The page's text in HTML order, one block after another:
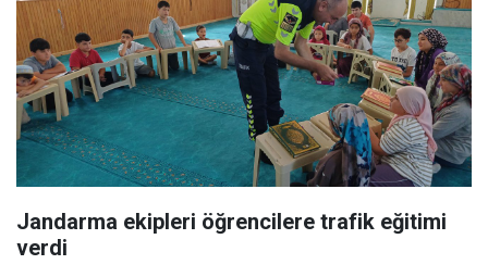
Jandarma ekipleri öğrencilere trafik eğitimi
verdi